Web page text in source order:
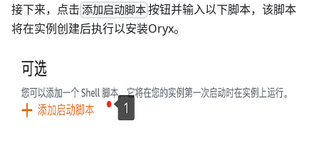
接下来，点击 添加启动脚本按钮并输入以下脚本，该脚本
将在实例创建后执行以安装Oryx。